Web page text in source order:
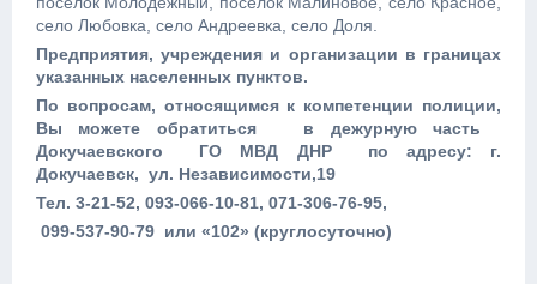
село Любовка, село Андреевка, село Доля.
Предприятия, учреждения и организации в границах
указанных населенных пунктов.
По вопросам, относящимся к компетенции полиции,
Вы можете обратиться в дежурную часть
Докучаевского ГО МВД ДНР по адресу: г.
Докучаевск, ул. Независимости,19
Тел. 3-21-52, 093-066-10-81, 071-306-76-95,
099-537-90-79 или «102» (круглосуточно)